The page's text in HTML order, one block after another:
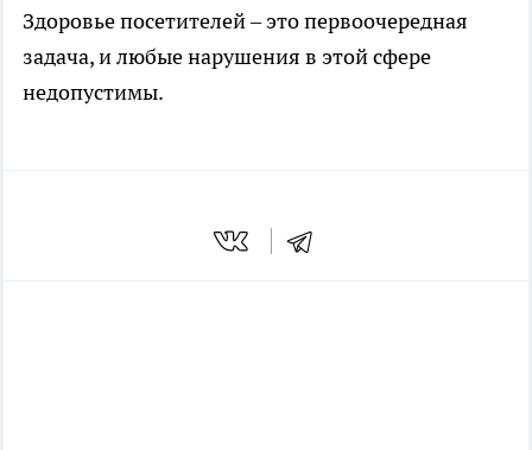
Здоровье посетителей – это первоочередная
задача, и любые нарушения в этой сфере
недопустимы.